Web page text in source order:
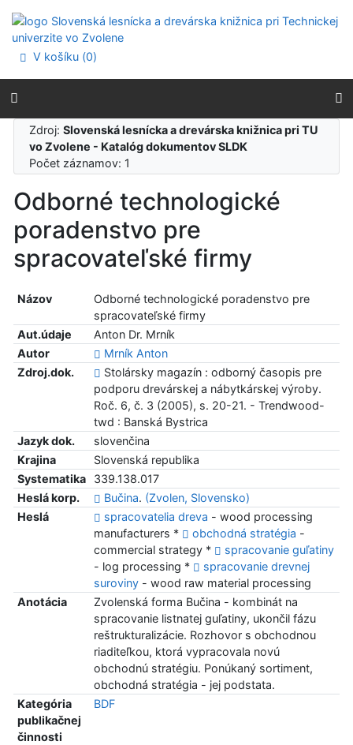
Prejsť na menu
Prehlásenie o webovej prístupnosti
V košíku (0)
Zdroj:Slovenská lesnícka a drevárska knižnica pri TU
vo Zvolene - Katalóg dokumentov SLDK
Počet záznamov: 1
Odborné technologické
poradenstvo pre
spracovateľské firmy
Názov
Odborné technologické poradenstvo pre
spracovateľské firmy
Aut.údaje
Anton Dr. Mrník
Autor
Mrník Anton
Zdroj.dok.
Stolársky magazín : odborný časopis pre
podporu drevárskej a nábytkárskej výroby.
Roč. 6, č. 3 (2005), s. 20-21. - Trendwood-
twd : Banská Bystrica
Jazyk dok.
slovenčina
Krajina
Slovenská republika
Systematika
339.138.017
Heslá korp.
Bučina. (Zvolen, Slovensko)
Heslá
spracovatelia dreva - wood processing
manufacturers *
obchodná stratégia -
commercial strategy *
spracovanie guľatiny
- log processing *
spracovanie drevnej
suroviny- wood raw material processing
Anotácia
Zvolenská forma Bučina - kombinát na
spracovanie listnatej guľatiny, ukončil fázu
reštrukturalizácie. Rozhovor s obchodnou
riaditeľkou, ktorá vypracovala novú
obchodnú stratégiu. Ponúkaný sortiment,
obchodná stratégia - jej podstata.
Kategória
publikačnej
činnosti
BDF